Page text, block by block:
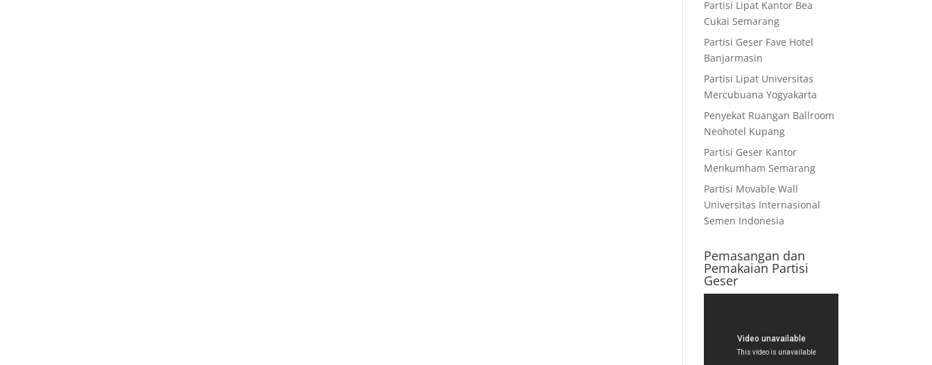
Partisi Lipat Kantor Bea
Cukai Semarang
Partisi Geser Fave Hotel
Banjarmasin
Partisi Lipat Universitas
Mercubuana Yogyakarta
Penyekat Ruangan Ballroom
Neohotel Kupang
Partisi Geser Kantor
Menkumham Semarang
Partisi Movable Wall
Universitas Internasional
Semen Indonesia
Pemasangan dan
Pemakaian Partisi
Geser